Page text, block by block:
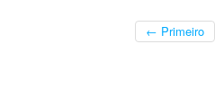
← Primeiro